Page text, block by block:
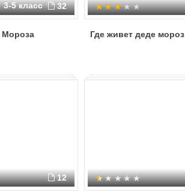
3-5 класс 32
Мороза Где живет деде мороз
12